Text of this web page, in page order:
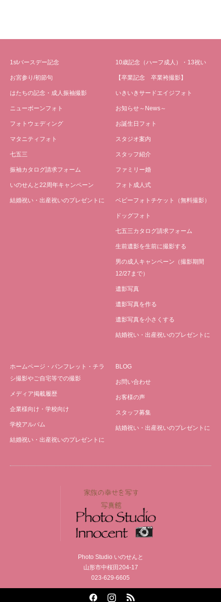
1stバースデー記念
お宮参り/初節句
はたちの記念・成人振袖撮影
ニューボーンフォト
フォトウェディング
マタニティフォト
七五三
振袖カタログ請求フォーム
いのせんと22周年キャンペーン
結婚祝い・出産祝いのプレゼントに
10歳記念（ハーフ成人）・13祝い
【卒業記念 卒業袴撮影】
いきいきサードエイジフォト
お知らせ～News～
お誕生日フォト
スタジオ案内
スタッフ紹介
ファミリー婚
フォト成人式
ベビーフォトチケット（無料撮影）
ドッグフォト
七五三カタログ請求フォーム
生前遺影を生前に撮影する
男の成人キャンペーン（撮影期間
12/27まで）
遺影写真
遺影写真を作る
遺影写真を小さくする
結婚祝い・出産祝いのプレゼントに
ホームページ・パンフレット・チラ
シ撮影やご自宅等での撮影
メディア掲載履歴
企業様向け・学校向け
学校アルバム
結婚祝い・出産祝いのプレゼントに
BLOG
お問い合わせ
お客様の声
スタッフ募集
結婚祝い・出産祝いのプレゼントに
Photo Studio いのせんと
山形市中桜田204-17
023-629-6605